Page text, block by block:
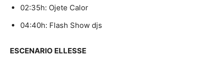
02:35h: Ojete Calor
04:40h: Flash Show djs
ESCENARIO ELLESSE